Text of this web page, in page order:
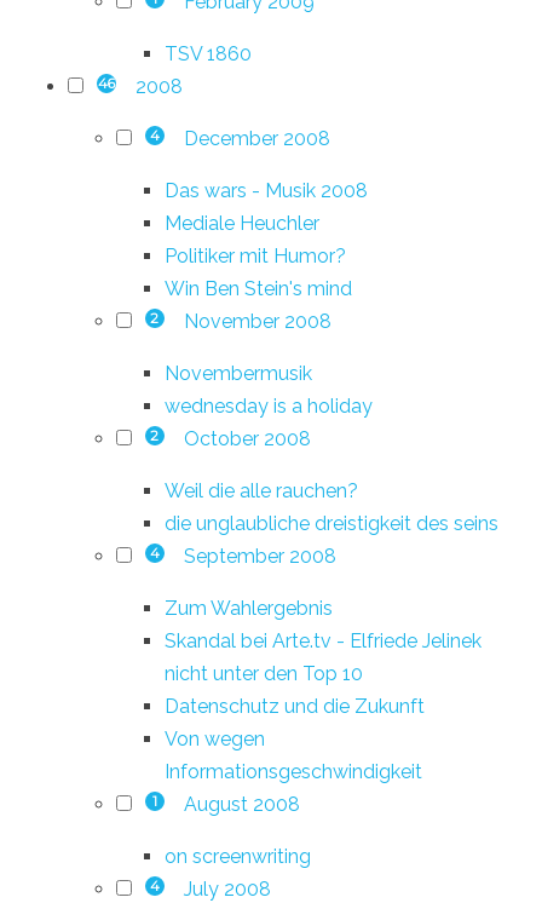
TSV 1860
46 2008
4 December 2008
Das wars - Musik 2008
Mediale Heuchler
Politiker mit Humor?
Win Ben Stein's mind
2 November 2008
Novembermusik
wednesday is a holiday
2 October 2008
Weil die alle rauchen?
die unglaubliche dreistigkeit des seins
4 September 2008
Zum Wahlergebnis
Skandal bei Arte.tv - Elfriede Jelinek
nicht unter den Top 10
Datenschutz und die Zukunft
Von wegen
Informationsgeschwindigkeit
1 August 2008
on screenwriting
4 July 2008